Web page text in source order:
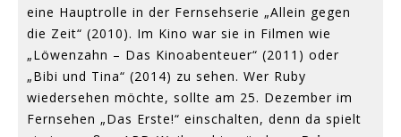
eine Hauptrolle in der Fernsehserie „Allein gegen
die Zeit“ (2010). Im Kino war sie in Filmen wie
„Löwenzahn – Das Kinoabenteuer“ (2011) oder
„Bibi und Tina“ (2014) zu sehen. Wer Ruby
wiedersehen möchte, sollte am 25. Dezember im
Fernsehen „Das Erste!“ einschalten, denn da spielt